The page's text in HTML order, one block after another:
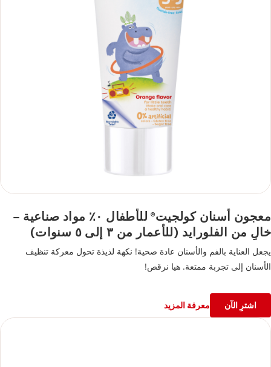
معجون أسنان كولجيت®
للأطفال ٠٪ مواد صناعية –
خالٍ من الفلورايد (للأعمار من ٣ إلى ٥ سنوات)
يجعل العناية بالفم والأسنان عادة صحية!‎ نكهة لذيذة تحول معركة تنظيف
الأسنان إلى تجربة ممتعة. هيا نرقص!
اشترِ الآن معرفة المزيد